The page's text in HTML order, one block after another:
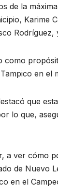
de la
Karime
Rodríguez,
como
en el
que
lo que,
a ver cómo
de Nuevo
en el